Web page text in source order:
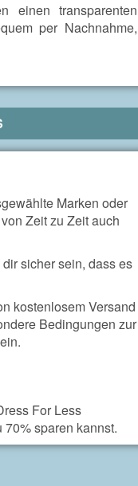
einen transparenten
per Nachnahme,
Marken oder
Zeit zu Zeit auch
sicher sein, dass es
kostenlosem Versand
Bedingungen zur
For Less
sparen kannst.